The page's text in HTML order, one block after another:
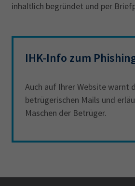
inhaltlich begründet und per
IHK-Info zum
Auch auf Ihrer Website warnt
betrügerischen Mails und
Maschen der Betrüger.